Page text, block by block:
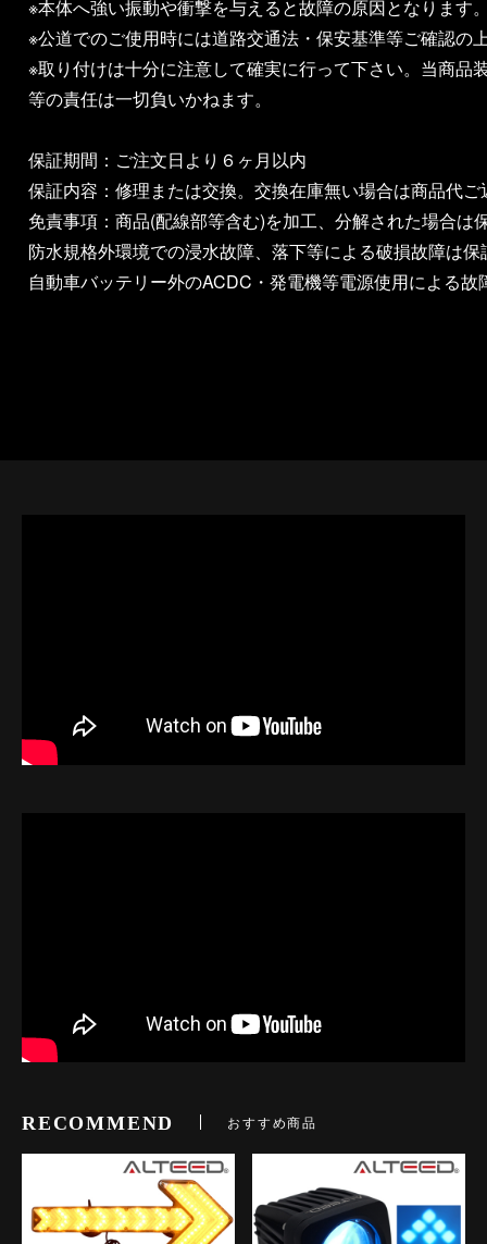
※本体へ強い振動や衝撃を与えると故障の原因となります
※公道でのご使用時には道路交通法・保安基準等ご確認の
※取り付けは十分に注意して確実に行って下さい。当商品
等の責任は一切負いかねます。
保証期間：ご注文日より６ヶ月以内
保証内容：修理または交換。交換在庫無い場合は商品代ご
免責事項：商品(配線部等含む)を加工、分解された場合は
防水規格外環境での浸水故障、落下等による破損故障は
自動車バッテリー外のACDC・発電機等電源使用による
RECOMMEND おすすめ商品